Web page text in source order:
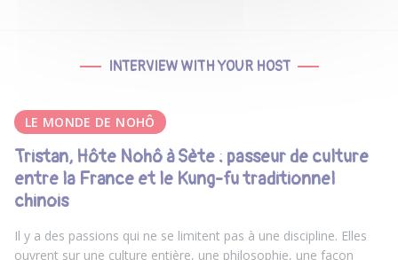
INTERVIEW WITH YOUR HOST
LE MONDE DE NOHÔ
Tristan, Hôte Nohô à Sète : passeur de culture
entre la France et le Kung-fu traditionnel
chinois
Il y a des passions qui ne se limitent pas à une discipline. Elles
ouvrent sur une culture entière, une philosophie, une façon